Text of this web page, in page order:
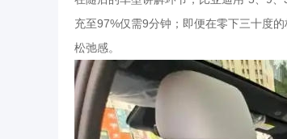
充至97%仅需9分钟；即便在零下三十度
松弛感。